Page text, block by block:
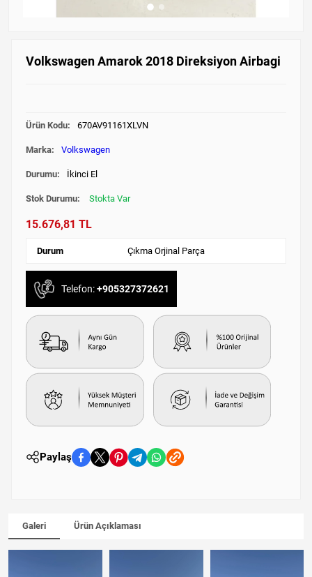
Volkswagen Amarok 2018 Direksiyon Airbagi
Ürün Kodu: 670AV91161XLVN
Marka: Volkswagen
Durumu: İkinci El
Stok Durumu: Stokta Var
15.676,81 TL
Durum Çıkma Orjinal Parça
Telefon:+905327372621
Paylaş
Galeri Ürün Açıklaması